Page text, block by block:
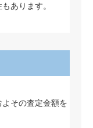
あります。
その査定金額を